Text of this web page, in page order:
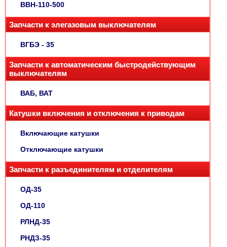
ВВН-110-500
Запчасти к элегазовым выключателям
ВГБЭ - 35
Запчасти к автоматическим быстродействующим
выключателям
ВАБ, ВАТ
Катушки включения и отключения к приводам
Включающие катушки
Отключающие катушки
Запчасти к разъединителям и отделителям
ОД-35
ОД-110
РЛНД-35
РНДЗ-35